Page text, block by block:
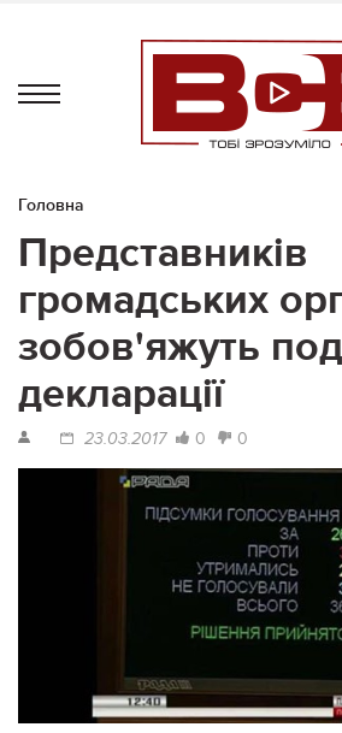
Головна
Представників
громадських
зобов'яжуть
декларації
23.03.2017 0 0